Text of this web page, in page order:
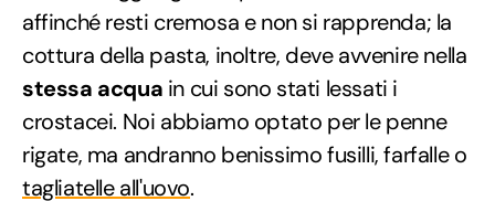
affinché resti cremosa e non si rapprenda; la
cottura della pasta, inoltre, deve avvenire nella
stessa acqua in cui sono stati lessati i
crostacei. Noi abbiamo optato per le penne
rigate, ma andranno benissimo fusilli, farfalle o
tagliatelle all'uovo.